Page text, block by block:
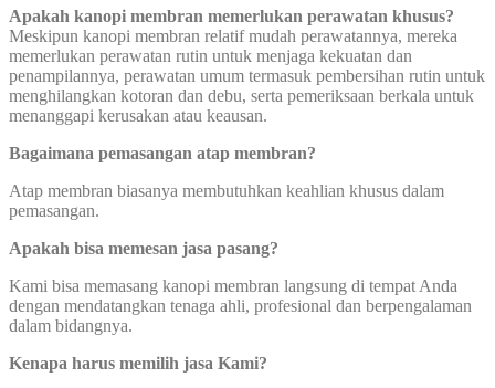
Apakah kanopi membran memerlukan perawatan khusus?
Meskipun kanopi membran relatif mudah perawatannya, mereka
memerlukan perawatan rutin untuk menjaga kekuatan dan
penampilannya, perawatan umum termasuk pembersihan rutin untuk
menghilangkan kotoran dan debu, serta pemeriksaan berkala untuk
menanggapi kerusakan atau keausan.
Bagaimana pemasangan atap membran?
Atap membran biasanya membutuhkan keahlian khusus dalam
pemasangan.
Apakah bisa memesan jasa pasang?
Kami bisa memasang kanopi membran langsung di tempat Anda
dengan mendatangkan tenaga ahli, profesional dan berpengalaman
dalam bidangnya.
Kenapa harus memilih jasa Kami?